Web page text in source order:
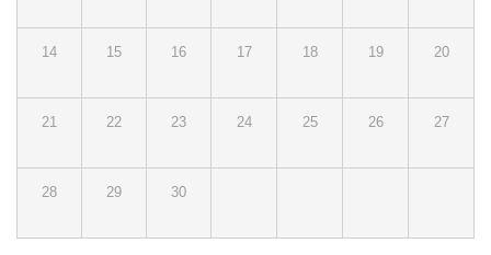
14 15 16 17 18 19 20
21 22 23 24 25 26 27
28 29 30